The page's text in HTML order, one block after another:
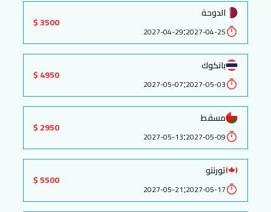
الدوحة
2027-04-25
:
2027-04-29
3500 $
بانكوك
2027-05-03
:
2027-05-07
4950 $
مسقط
2027-05-09
:
2027-05-13
2950 $
تورنتو
2027-05-17
:
2027-05-21
5500 $